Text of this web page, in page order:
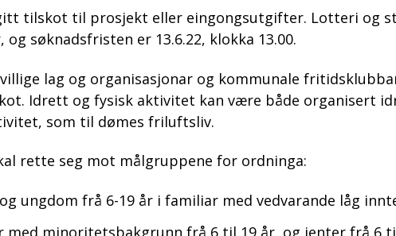
tilskot til prosjekt eller eingongsutgifter. Lotteri og
og søknadsfristen er 13.6.22, klokka 13.00.
lag og organisasjonar og kommunale
Idrett og fysisk aktivitet kan være både organisert
som til dømes friluftsliv.
rette seg mot målgruppene for ordninga:
ungdom frå 6-19 år i familiar med vedvarande låg
med minoritetsbakgrunn frå 6 til 19 år, og jenter frå 6